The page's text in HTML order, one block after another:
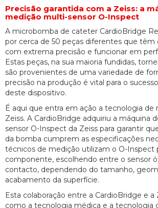
Precisão garantida com a Zeiss: a
medição multi-sensor O-Inspect
A microbomba de cateter CardioBridge
por cerca de 50 peças diferentes que têm
com extrema precisão e funcionar em
Estas peças, na sua maioria fundidas,
são provenientes de uma variedade de
precisão na produção é vital para o
deste dispositivo.
É aqui que entra em ação a tecnologia de
Zeiss. A CardioBridge adquiriu a máquina
sensor O-Inspect da Zeiss para garantir
da bomba cumprem as especificações
técnicos de medição utilizam o O-Inspect
componente, escolhendo entre o sensor
contacto, dependendo do tamanho,
acabamento da superfície.
Esta colaboração entre a CardioBridge e a
como a tecnologia médica e a tecnologia